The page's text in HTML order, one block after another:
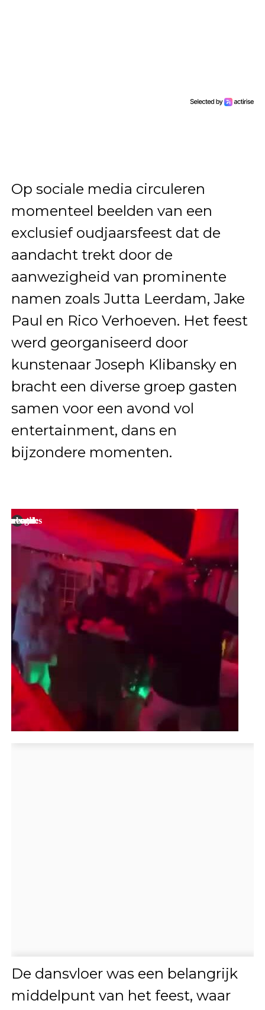
Op sociale media circuleren
momenteel beelden van een
exclusief oudjaarsfeest dat de
aandacht trekt door de
aanwezigheid van prominente
namen zoals Jutta Leerdam, Jake
Paul en Rico Verhoeven. Het feest
werd georganiseerd door
kunstenaar Joseph Klibansky en
bracht een diverse groep gasten
samen voor een avond vol
entertainment, dans en
bijzondere momenten.
energie: dancebattles en meer
De dansvloer was een belangrijk
middelpunt van het feest, waar